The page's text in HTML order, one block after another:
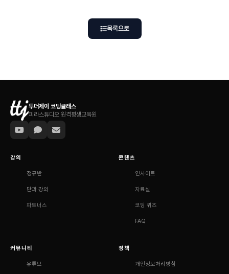
목록으로
투더제이 코딩클래스
피라스튜디오 원격평생교육원
강의
정규반
단과 강의
파트너스
콘텐츠
인사이트
자료실
코딩 퀴즈
FAQ
커뮤니티
유튜브
정책
개인정보처리방침